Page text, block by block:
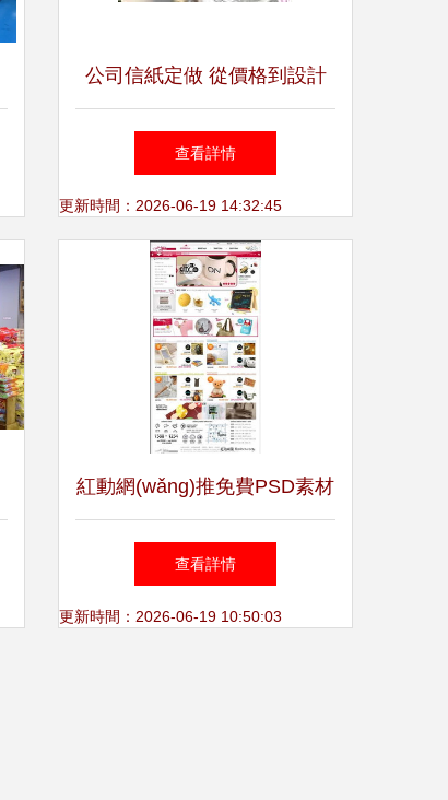
公司信紙定做 從價格到設計
的全面指南
查看詳情
更新時間：2026-06-19 14:32:45
紅動網(wǎng)推免費PSD素材
韓國日用百貨商城網(wǎng)頁
模版編號1162273詳情
查看詳情
更新時間：2026-06-19 10:50:03